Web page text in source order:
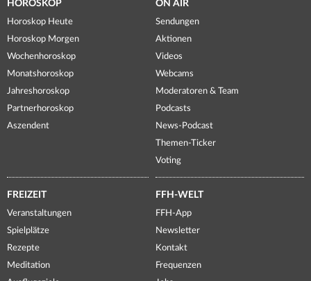
HOROSKOP
Horoskop Heute
Horoskop Morgen
Wochenhoroskop
Monatshoroskop
Jahreshoroskop
Partnerhoroskop
Aszendent
ON AIR
Sendungen
Aktionen
Videos
Webcams
Moderatoren & Team
Podcasts
News-Podcast
Themen-Ticker
Voting
FREIZEIT
Veranstaltungen
Spielplätze
Rezepte
Meditation
FFH-WELT
FFH-App
Newsletter
Kontakt
Frequenzen